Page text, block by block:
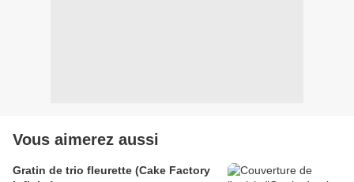
Vous aimerez aussi
Gratin de trio fleurette (Cake Factory